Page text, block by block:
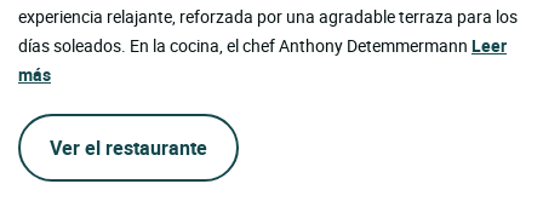
experiencia relajante, reforzada por una agradable terraza para los
días soleados. En la cocina, el chef Anthony Detemmermann Leer
más
Ver el restaurante